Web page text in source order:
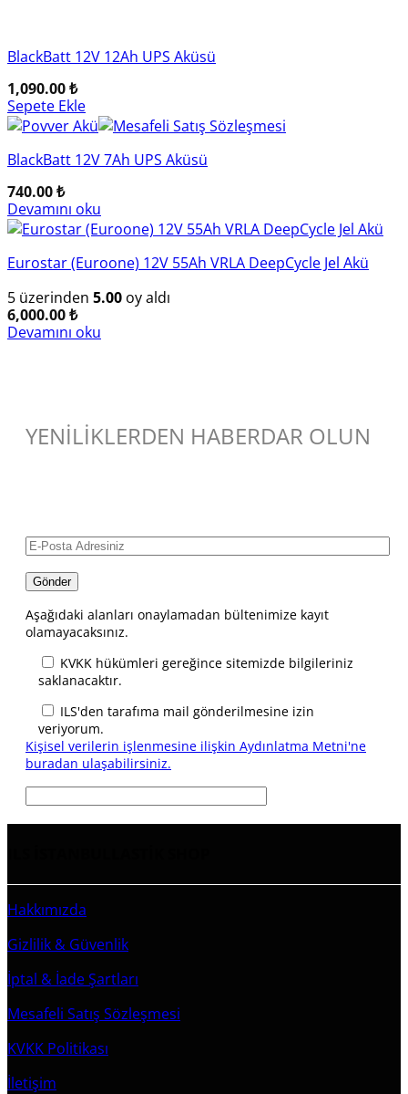
BlackBatt 12V 12Ah UPS Aküsü
1,090.00₺
Sepete Ekle
BlackBatt 12V 7Ah UPS Aküsü
740.00₺
Devamını oku
Eurostar (Euroone) 12V 55Ah VRLA DeepCycle Jel Akü
5 üzerinden 5.00 oy aldı
6,000.00₺
Devamını oku
YENİLİKLERDEN HABERDAR OLUN
Aşağıdaki alanları onaylamadan bültenimize kayıt
olamayacaksınız.
KVKK hükümleri gereğince sitemizde bilgileriniz
saklanacaktır.
ILS'den tarafıma mail gönderilmesine izin
veriyorum.
Kişisel verilerin işlenmesine ilişkin Aydınlatma Metni'ne
buradan ulaşabilirsiniz.
Hakkımızda
Gizlilik & Güvenlik
İptal & İade Şartları
Mesafeli Satış Sözleşmesi
KVKK Politikası
İletişim